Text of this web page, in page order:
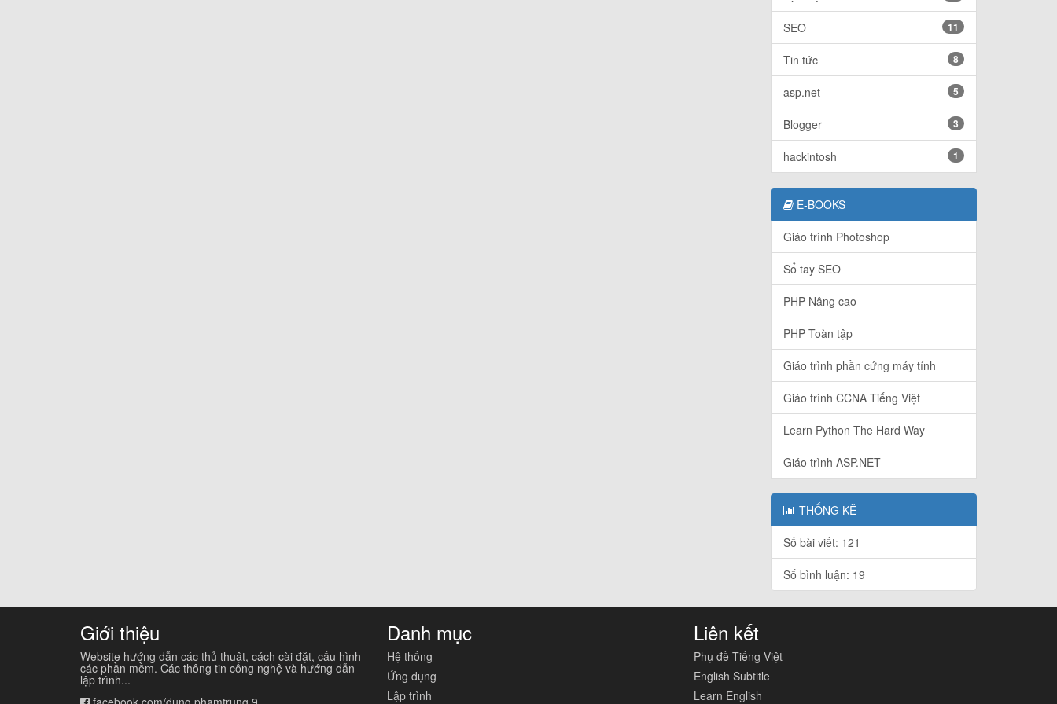
SEO 11
Tin tức 8
asp.net 5
Blogger 3
hackintosh 1
E-BOOKS
Giáo trình Photoshop
Sổ tay SEO
PHP Nâng cao
PHP Toàn tập
Giáo trình phần cứng máy tính
Giáo trình CCNA Tiếng Việt
Learn Python The Hard Way
Giáo trình ASP.NET
THỐNG KÊ
Số bài viết: 121
Số bình luận: 19
Giới thiệu
Website hướng dẫn các thủ thuật, cách cài đặt, cấu hình
các phần mềm. Các thông tin công nghệ và hướng dẫn
lập trình...
Danh mục
Hệ thống
Ứng dụng
Lập trình
Liên kết
Phụ đề Tiếng Việt
English Subtitle
Learn English